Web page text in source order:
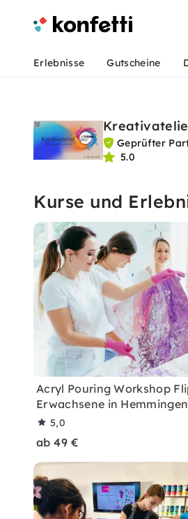
Erlebnisse Gutscheine
Geprüfter
5.0
Kurse und
Acryl Pouring Workshop
Erwachsene in Hemmingen
5,0
ab 49 €